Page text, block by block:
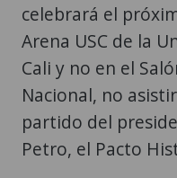
celebrará el
Arena USC de la
Cali y no en el
Nacional, no
partido del
Petro, el Pacto